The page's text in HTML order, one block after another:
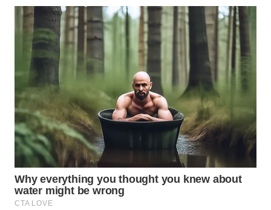
CO ID
WAHANANEWS
NET
WAHANA
SPORT
WAHANA
UMKM
WAHANA
SELEB